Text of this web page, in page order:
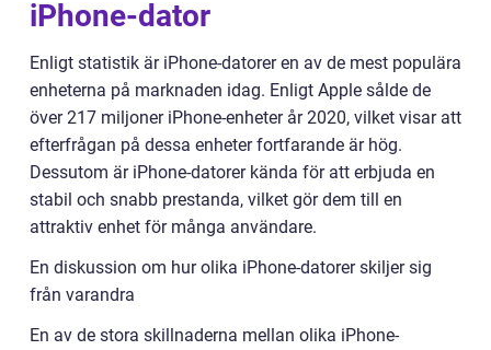
iPhone-dator
Enligt statistik är iPhone-datorer en av de mest populära
enheterna på marknaden idag. Enligt Apple sålde de
över 217 miljoner iPhone-enheter år 2020, vilket visar att
efterfrågan på dessa enheter fortfarande är hög.
Dessutom är iPhone-datorer kända för att erbjuda en
stabil och snabb prestanda, vilket gör dem till en
attraktiv enhet för många användare.
En diskussion om hur olika iPhone-datorer skiljer sig
från varandra
En av de stora skillnaderna mellan olika iPhone-